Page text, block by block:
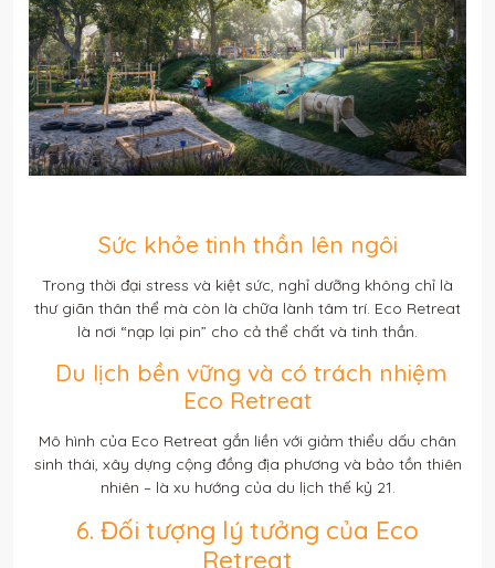
Sức khỏe tinh thần lên ngôi
Trong thời đại stress và kiệt sức, nghỉ dưỡng không chỉ là
thư giãn thân thể mà còn là chữa lành tâm trí. Eco Retreat
là nơi “nạp lại pin” cho cả thể chất và tinh thần.
Du lịch bền vững và có trách nhiệm
Eco Retreat
Mô hình của Eco Retreat gắn liền với giảm thiểu dấu chân
sinh thái, xây dựng cộng đồng địa phương và bảo tồn thiên
nhiên – là xu hướng của du lịch thế kỷ 21.
6. Đối tượng lý tưởng của Eco
Retreat